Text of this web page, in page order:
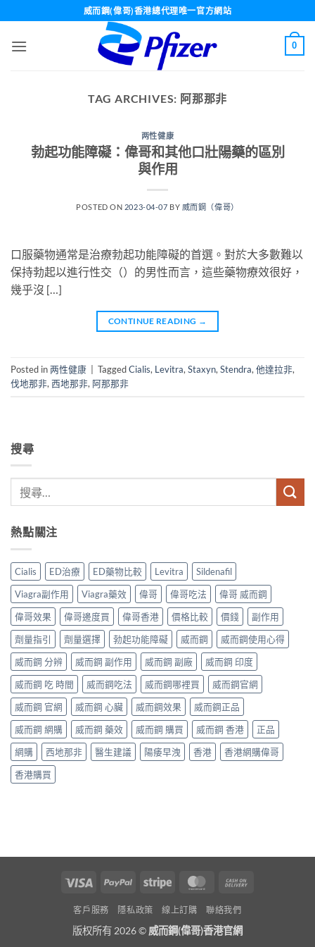
to
content
威而鋼(偉哥)香港總代理唯一官方網站
0
TAG ARCHIVES: 阿那那非
两性健康
勃起功能障礙：偉哥和其他口壯陽藥的區別
與作用
POSTED ON 2023-04-07 BY 威而鋼（偉哥）
口服藥物通常是治療勃起功能障礙的首選。對於大多數難以
保持勃起以進行性交（）的男性而言，這些藥物療效很好，
幾乎沒 […]
CONTINUE READING →
Posted in两性健康 TaggedCialis, Levitra, Staxyn, Stendra, 他達拉非,
伐地那非, 西地那非, 阿那那非
搜尋
熱點關注
Cialis ED治療 ED藥物比較 Levitra
Sildenafil
Viagra副作用
Viagra藥效 偉哥 偉哥吃法
偉哥 威而鋼
偉哥效果
偉哥邊度買 偉哥香港 價格比較 價錢
副作用
劑量指引
劑量選擇 勃起功能障礙 威而鋼
威而鋼使用心得
威而鋼 分辨
威而鋼 副作用 威而鋼 副廠
威而鋼 印度
威而鋼 吃 時間
威而鋼吃法 威而鋼哪裡買
威而鋼官網
威而鋼 官網
威而鋼 心臟 威而鋼效果
威而鋼正品
威而鋼 網購
威而鋼 藥效 威而鋼 購買 威而鋼 香港
正品
網購
西地那非 醫生建議 陽痿早洩 香港
香港網購偉哥
香港購買
Visa PayPal Stripe MasterCard
客戶服務 隱私政策 線上訂購 聯絡我們
版权所有 2026 © 威而鋼(偉哥)香港官網